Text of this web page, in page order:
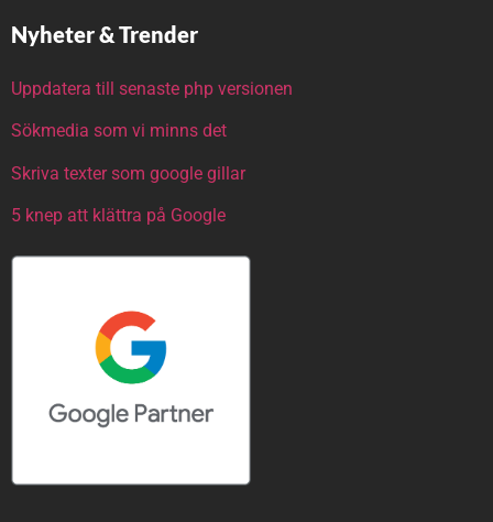
Nyheter & Trender
Uppdatera till senaste php versionen
Sökmedia som vi minns det
Skriva texter som google gillar
5 knep att klättra på Google